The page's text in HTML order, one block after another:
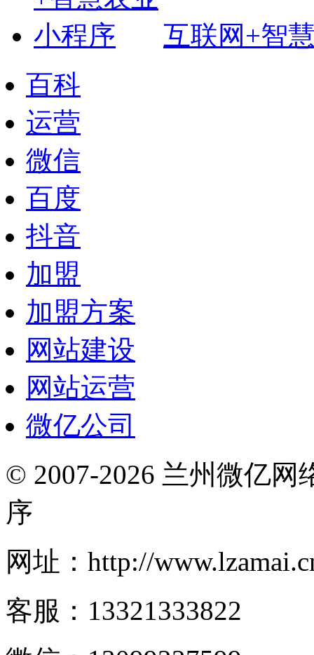
互联网+智
百科
运营
微信
百度
抖音
加盟
加盟方案
网站建设
网站运营
微亿公司
© 2007-2026 兰州微亿网
序
网址：http://
客服：13321333822